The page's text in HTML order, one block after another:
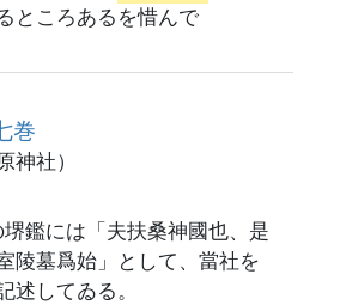
ところあるを惜んで
巻
神社）
堺鑑には「夫扶桑神國也、是
陵墓爲始」として、當社を
記述してゐる。